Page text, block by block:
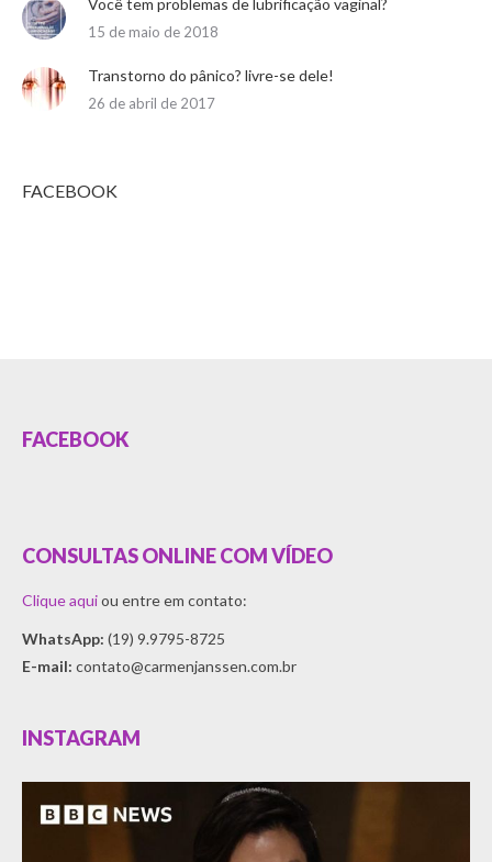
Você tem problemas de lubrificação vaginal?
15 de maio de 2018
Transtorno do pânico? livre-se dele!
26 de abril de 2017
FACEBOOK
FACEBOOK
CONSULTAS ONLINE COM VÍDEO
Clique aquiou entre em contato:
WhatsApp: (19) 9.9795-8725
E-mail: contato@carmenjanssen.com.br
INSTAGRAM